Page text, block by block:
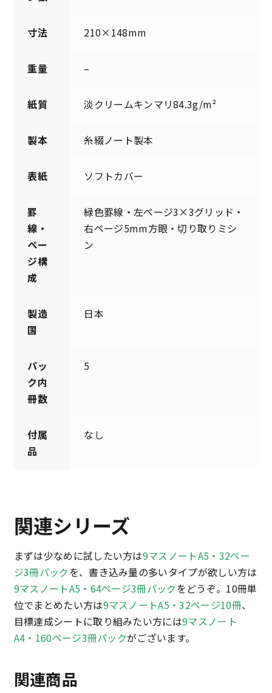
寸法 210×148mm
重量 –
紙質 淡クリームキンマリ84.3g/m²
製本 糸綴ノート製本
表紙 ソフトカバー
罫
線・
ペー
ジ構
成
緑色罫線・左ページ3×3グリッド・
右ページ5mm方眼・切り取りミシ
ン
製造
国
日本
パッ
ク内
冊数
5
付属
品
なし
関連シリーズ
まずは少なめに試したい方は9マスノートA5・32ペー
ジ3冊パックを、書き込み量の多いタイプが欲しい方は
9マスノートA5・64ページ3冊パックをどうぞ。10冊単
位でまとめたい方は9マスノートA5・32ページ10冊、
目標達成シートに取り組みたい方には9マスノート
A4・160ページ3冊パックがございます。
関連商品